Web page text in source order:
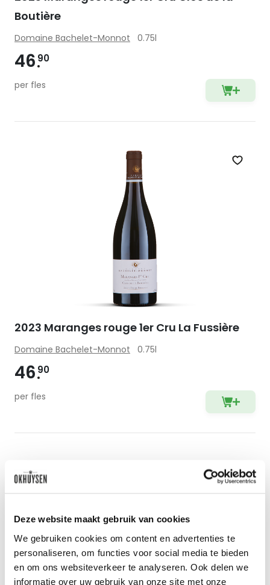
Deze website maakt gebruik van cookies
We gebruiken cookies om content en advertenties te
personaliseren, om functies voor social media te bieden
en om ons websiteverkeer te analyseren. Ook delen we
informatie over uw gebruik van onze site met onze
Boutière
Domaine Bachelet-Monnot 0.75l
46 90
per fles
Zet
2023 Maranges rouge 1er Cru La Fussière
Domaine Bachelet-Monnot 0.75l
46 90
per fles
Zet